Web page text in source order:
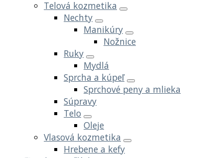
Telová kozmetika
Nechty
Manikúry
Nožnice
Ruky
Mydlá
Sprcha a kúpeľ
Sprchové peny a mlieka
Súpravy
Telo
Oleje
Vlasová kozmetika
Hrebene a kefy